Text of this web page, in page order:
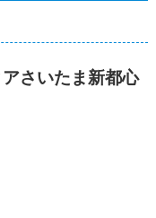
さいたま新都心